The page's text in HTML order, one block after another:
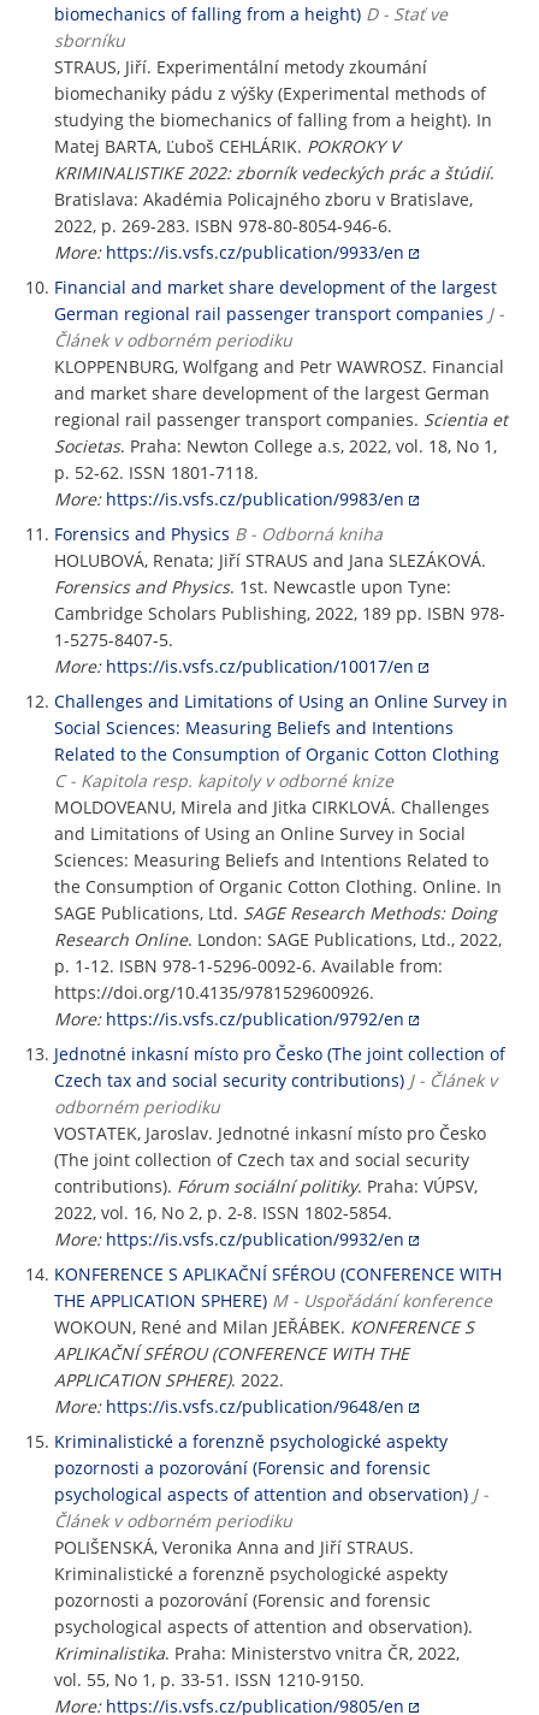
biomechanics of falling from a height) D - Stať ve
sborníku
STRAUS, Jiří. Experimentální metody zkoumání
biomechaniky pádu z výšky (Experimental methods of
studying the biomechanics of falling from a height). In
Matej BARTA, Ľuboš CEHLÁRIK. POKROKY V
KRIMINALISTIKE 2022: zborník vedeckých prác a štúdií.
Bratislava: Akadémia Policajného zboru v Bratislave,
2022, p. 269-283. ISBN 978-80-8054-946-6.
More: https://is.vsfs.cz/publication/9933/en
Financial and market share development of the largest
German regional rail passenger transport companies J -
Článek v odborném periodiku
KLOPPENBURG, Wolfgang and Petr WAWROSZ. Financial
and market share development of the largest German
regional rail passenger transport companies. Scientia et
Societas. Praha: Newton College a.s, 2022, vol. 18, No 1,
p. 52-62. ISSN 1801-7118.
More: https://is.vsfs.cz/publication/9983/en
Forensics and Physics B - Odborná kniha
HOLUBOVÁ, Renata; Jiří STRAUS and Jana SLEZÁKOVÁ.
Forensics and Physics. 1st. Newcastle upon Tyne:
Cambridge Scholars Publishing, 2022, 189 pp. ISBN 978-
1-5275-8407-5.
More: https://is.vsfs.cz/publication/10017/en
Challenges and Limitations of Using an Online Survey in
Social Sciences: Measuring Beliefs and Intentions
Related to the Consumption of Organic Cotton Clothing
C - Kapitola resp. kapitoly v odborné knize
MOLDOVEANU, Mirela and Jitka CIRKLOVÁ. Challenges
and Limitations of Using an Online Survey in Social
Sciences: Measuring Beliefs and Intentions Related to
the Consumption of Organic Cotton Clothing. Online. In
SAGE Publications, Ltd. SAGE Research Methods: Doing
Research Online. London: SAGE Publications, Ltd., 2022,
p. 1-12. ISBN 978-1-5296-0092-6. Available from:
https://doi.org/10.4135/9781529600926.
More: https://is.vsfs.cz/publication/9792/en
Jednotné inkasní místo pro Česko (The joint collection of
Czech tax and social security contributions) J - Článek v
odborném periodiku
VOSTATEK, Jaroslav. Jednotné inkasní místo pro Česko
(The joint collection of Czech tax and social security
contributions). Fórum sociální politiky. Praha: VÚPSV,
2022, vol. 16, No 2, p. 2-8. ISSN 1802-5854.
More: https://is.vsfs.cz/publication/9932/en
KONFERENCE S APLIKAČNÍ SFÉROU (CONFERENCE WITH
THE APPLICATION SPHERE) M - Uspořádání konference
WOKOUN, René and Milan JEŘÁBEK. KONFERENCE S
APLIKAČNÍ SFÉROU (CONFERENCE WITH THE
APPLICATION SPHERE). 2022.
More: https://is.vsfs.cz/publication/9648/en
Kriminalistické a forenzně psychologické aspekty
pozornosti a pozorování (Forensic and forensic
psychological aspects of attention and observation) J -
Článek v odborném periodiku
POLIŠENSKÁ, Veronika Anna and Jiří STRAUS.
Kriminalistické a forenzně psychologické aspekty
pozornosti a pozorování (Forensic and forensic
psychological aspects of attention and observation).
Kriminalistika. Praha: Ministerstvo vnitra ČR, 2022,
vol. 55, No 1, p. 33-51. ISSN 1210-9150.
More: https://is.vsfs.cz/publication/9805/en